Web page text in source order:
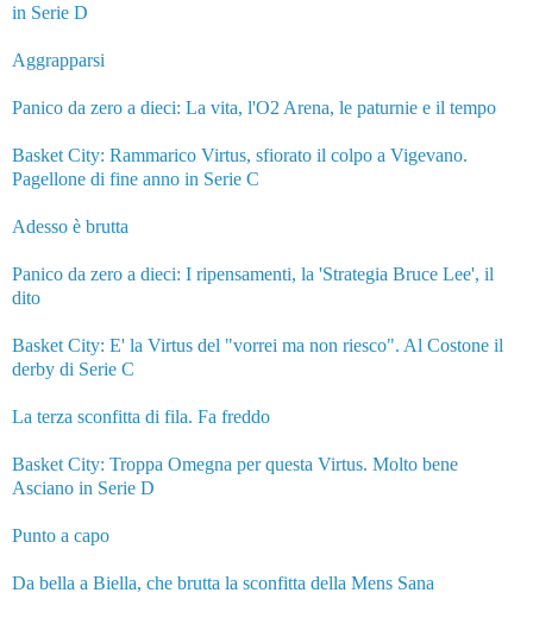
in Serie D
Aggrapparsi
Panico da zero a dieci: La vita, l'O2 Arena, le paturnie e il tempo
Basket City: Rammarico Virtus, sfiorato il colpo a Vigevano.
Pagellone di fine anno in Serie C
Adesso è brutta
Panico da zero a dieci: I ripensamenti, la 'Strategia Bruce Lee', il
dito
Basket City: E' la Virtus del "vorrei ma non riesco". Al Costone il
derby di Serie C
La terza sconfitta di fila. Fa freddo
Basket City: Troppa Omegna per questa Virtus. Molto bene
Asciano in Serie D
Punto a capo
Da bella a Biella, che brutta la sconfitta della Mens Sana